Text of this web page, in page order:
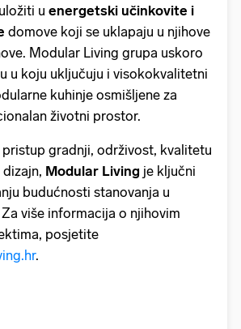
u energetski učinkovite i
domove koji se uklapaju u njihove
Modular Living grupa uskoro
u koju uključuju i visokokvalitetni
kuhinje osmišljene za
životni prostor.
gradnji, održivost, kvalitetu
Modular Living je ključni
budućnosti stanovanja u
više informacija o njihovim
posjetite
.